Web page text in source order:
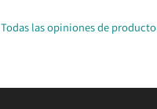
Todas las opiniones de producto